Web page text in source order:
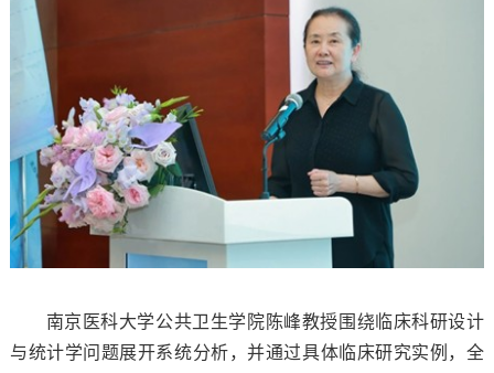
南京医科大学公共卫生学院陈峰教授围绕临床科研设计
与统计学问题展开系统分析，并通过具体临床研究实例，全